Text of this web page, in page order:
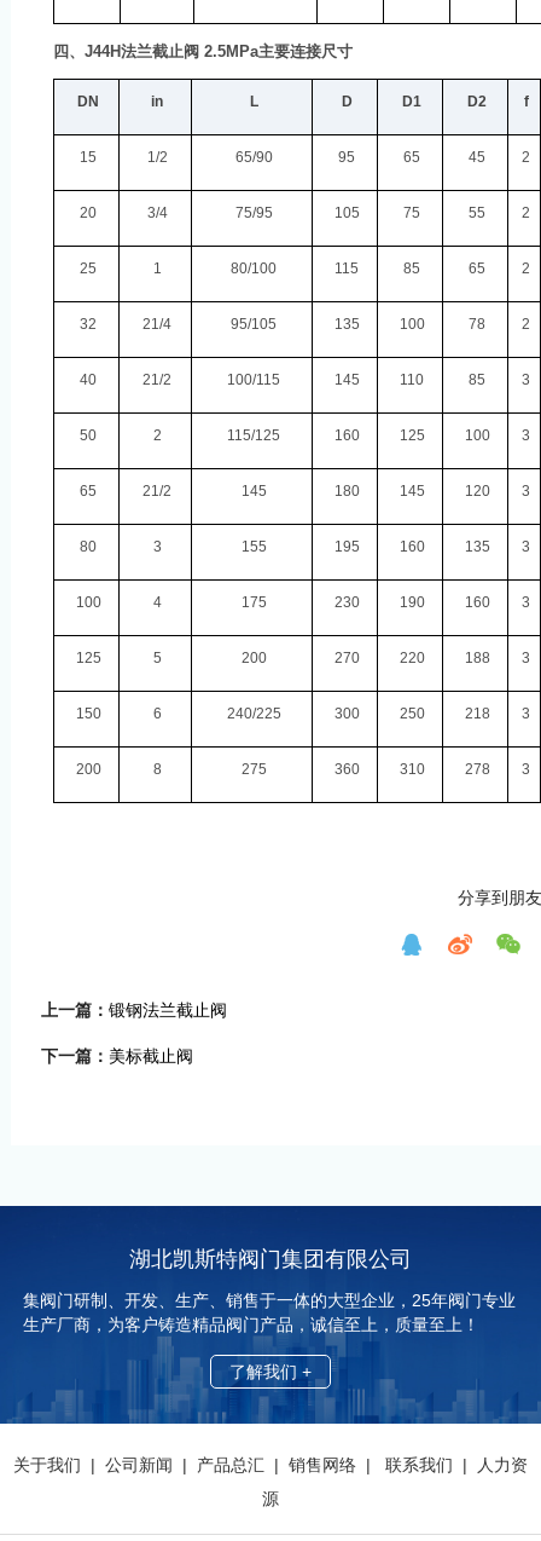
四、 J44H法兰截止阀2.5MPa主要连接尺寸
DN in L D D1 D2 f
15 1/2 65/90 95 65 45 2
20 3/4 75/95 105 75 55 2
25 1 80/100 115 85 65 2
32 21/4 95/105 135 100 78 2
40 21/2 100/115 145 110 85 3
50 2 115/125 160 125 100 3
65 21/2 145 180 145 120 3
80 3 155 195 160 135 3
100 4 175 230 190 160 3
125 5 200 270 220 188 3
150 6 240/225 300 250 218 3
200 8 275 360 310 278 3
分享到朋
上一篇： 锻钢法兰截止阀
下一篇： 美标截止阀
湖北凯斯特阀门集团有限公司
集阀门研制、开发、生产、销售于一体的大型企业，25年阀门专业
生产厂商，为客户铸造精品阀门产品，诚信至上，质量至上！
了解我们 +
关于我们 | 公司新闻 | 产品总汇 | 销售网络| 联系我们 |
人力资
源